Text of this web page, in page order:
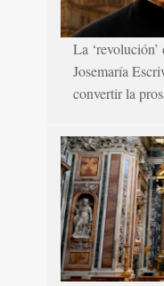
La
Josemaría
convertir la